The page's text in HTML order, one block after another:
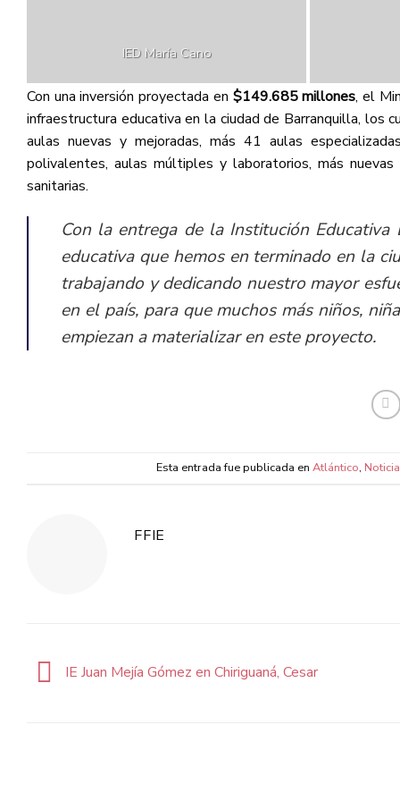
IED María Cano
Con una inversión proyectada en $149.685 millones, el
infraestructura educativa en la ciudad de Barranquilla,
aulas nuevas y mejoradas, más 41 aulas
polivalentes, aulas múltiples y laboratorios, más
sanitarias.
Con la entrega de la Institución
educativa que hemos en terminado en la
trabajando y dedicando nuestro mayor
en el país, para que muchos más niños,
empiezan a materializar en este proyecto.
Esta entrada fue publicada en Atlántico,
FFIE
IE Juan Mejía Gómez en Chiriguaná, Cesar